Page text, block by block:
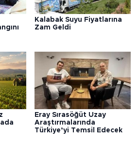
Kalabak Suyu Fiyatlarına
Zam Geldi
Eray Sırasöğüt Uzay
Araştırmalarında
Türkiye’yi Temsil Edecek